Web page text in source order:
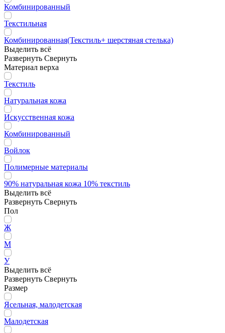
Комбинированный
Текстильная
Комбинированная(Текстиль+ шерстяная стелька)
Выделить всё
Развернуть Свернуть
Материал верха
Текстиль
Натуральная кожа
Искусственная кожа
Комбинированный
Войлок
Полимерные материалы
90% натуральная кожа 10% текстиль
Выделить всё
Развернуть Свернуть
Пол
Ж
М
У
Выделить всё
Развернуть Свернуть
Размер
Ясельная, малодетская
Малодетская